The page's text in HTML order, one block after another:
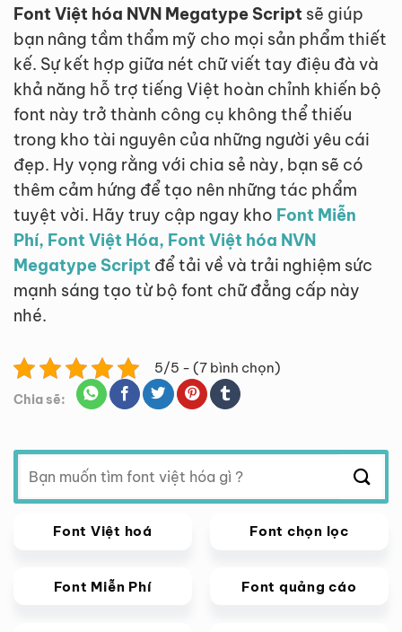
Font Việt hóa NVN Megatype Script sẽ giúp
bạn nâng tầm thẩm mỹ cho mọi sản phẩm thiết
kế. Sự kết hợp giữa nét chữ viết tay điệu đà và
khả năng hỗ trợ tiếng Việt hoàn chỉnh khiến bộ
font này trở thành công cụ không thể thiếu
trong kho tài nguyên của những người yêu cái
đẹp. Hy vọng rằng với chia sẻ này, bạn sẽ có
thêm cảm hứng để tạo nên những tác phẩm
tuyệt vời. Hãy truy cập ngay kho Font Miễn
Phí, Font Việt Hóa, Font Việt hóa NVN
Megatype Script để tải về và trải nghiệm sức
mạnh sáng tạo từ bộ font chữ đẳng cấp này
nhé.
5/5 - (7 bình chọn)
Chia sẽ:
Tìm
kiếm:
Font Việt hoá Font chọn lọc
Font Miễn Phí Font quảng cáo